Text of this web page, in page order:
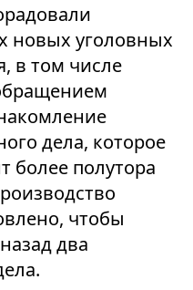
новых уголовных
в том числе
дела, которое
более полутора
чтобы
два